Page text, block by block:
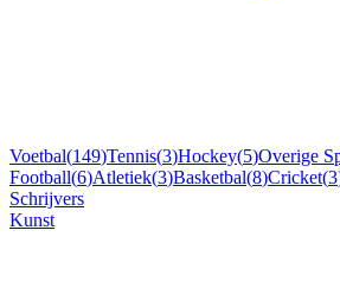
Voetbal(149)Tennis(3)Hockey(5)Overige
Football(6)Atletiek(3)Basketbal(8)Cricket(3
Schrijvers
Kunst